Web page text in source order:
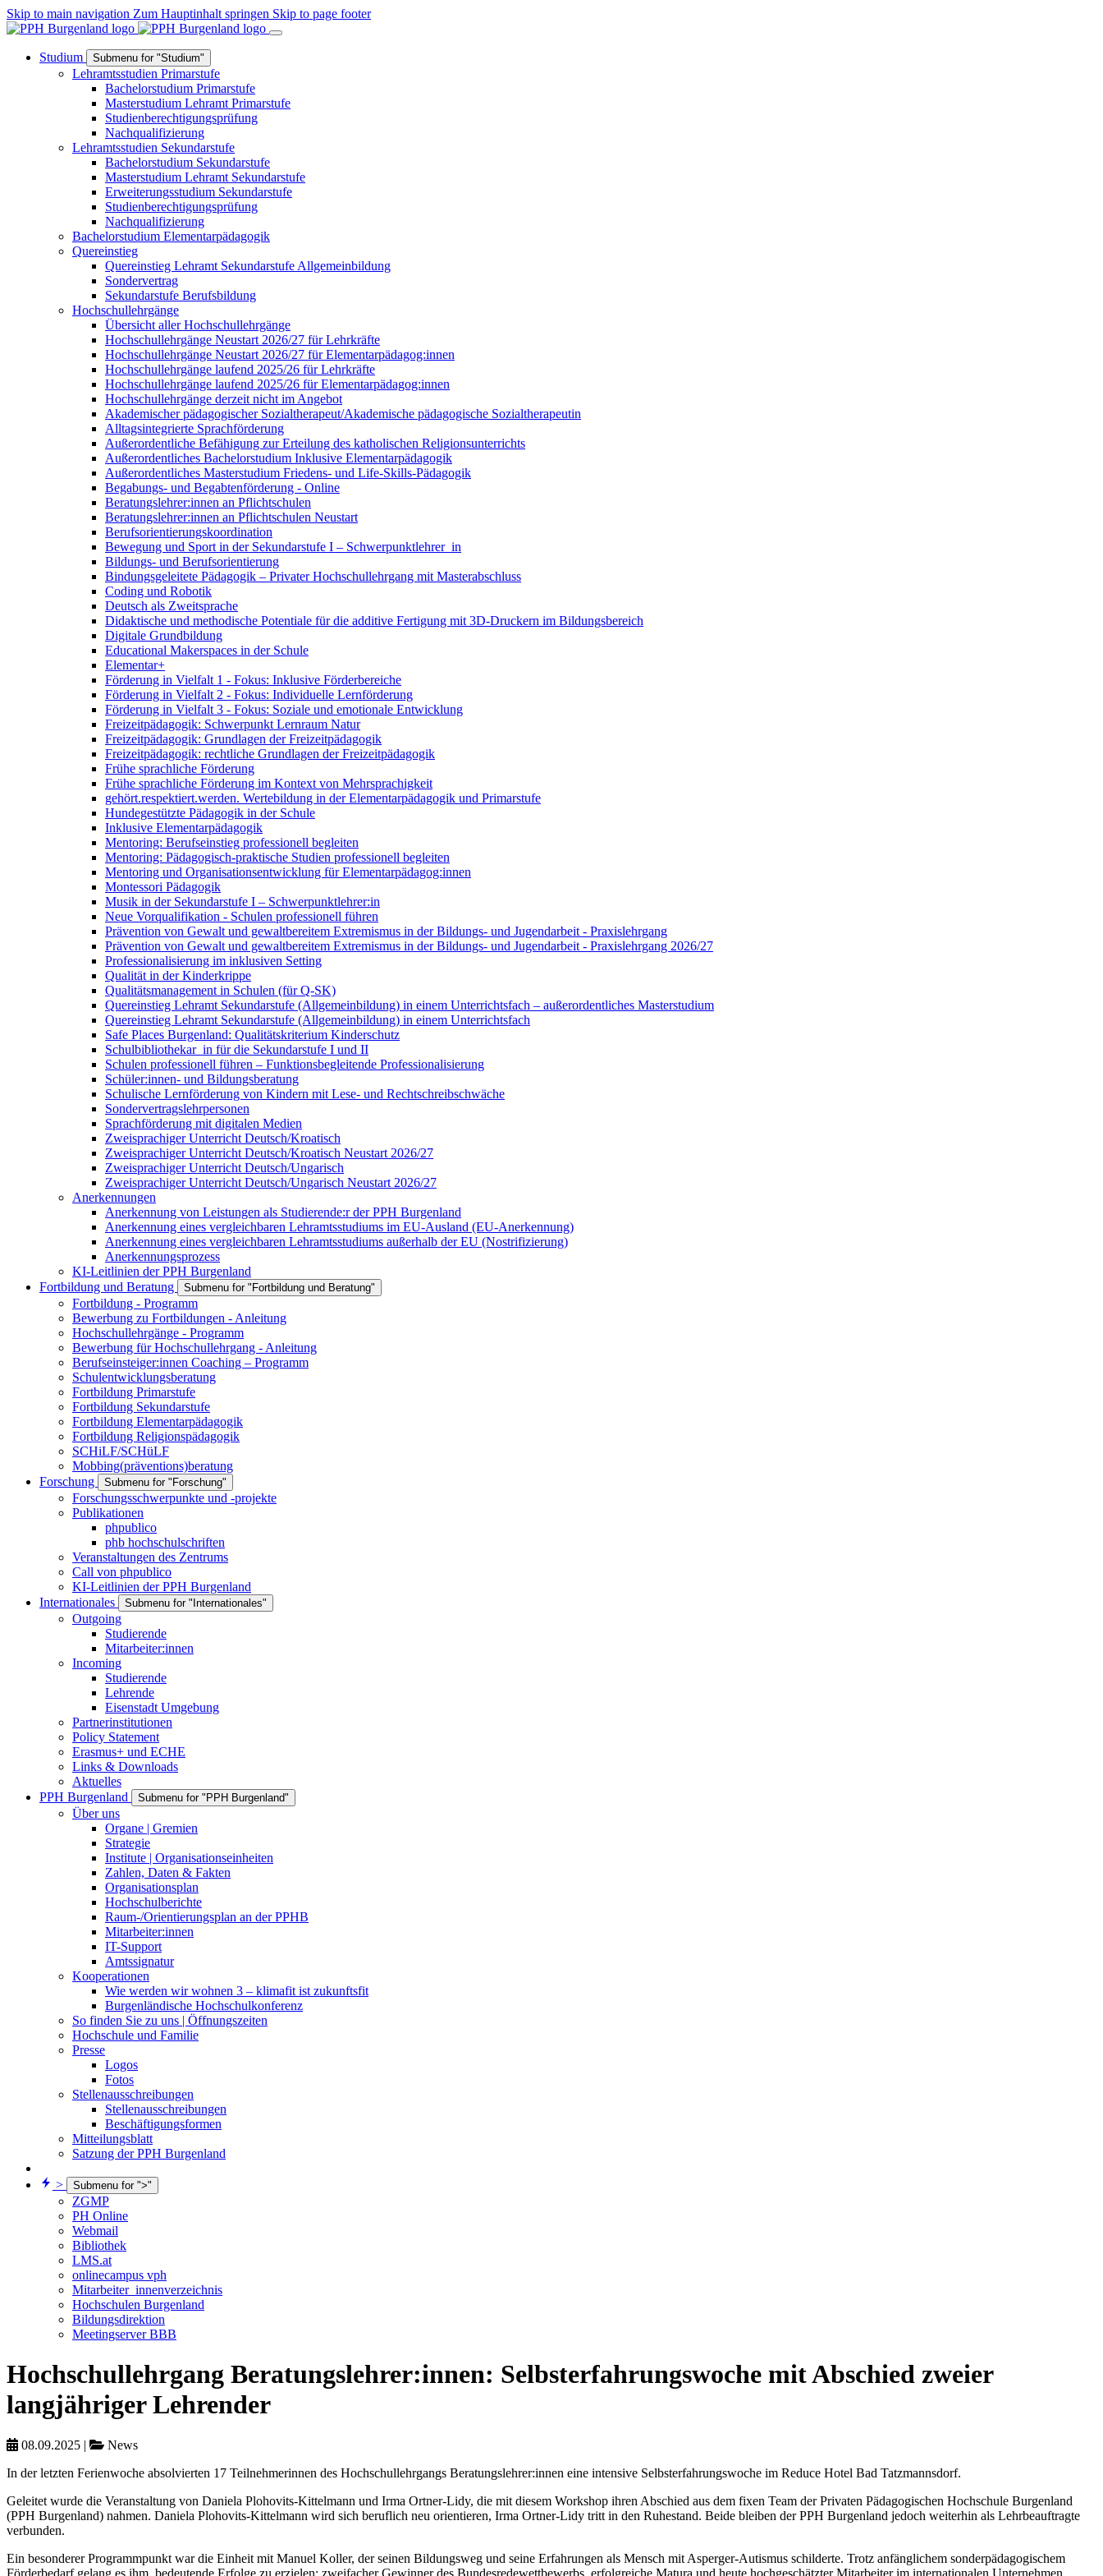
Skip to main navigation Zum Hauptinhalt springen Skip to page footer
Studium Submenu for "Studium"
Lehramtsstudien Primarstufe
Bachelorstudium Primarstufe
Masterstudium Lehramt Primarstufe
Studienberechtigungsprüfung
Nachqualifizierung
Lehramtsstudien Sekundarstufe
Bachelorstudium Sekundarstufe
Masterstudium Lehramt Sekundarstufe
Erweiterungsstudium Sekundarstufe
Studienberechtigungsprüfung
Nachqualifizierung
Bachelorstudium Elementarpädagogik
Quereinstieg
Quereinstieg Lehramt Sekundarstufe Allgemeinbildung
Sondervertrag
Sekundarstufe Berufsbildung
Hochschullehrgänge
Übersicht aller Hochschullehrgänge
Hochschullehrgänge Neustart 2026/27 für Lehrkräfte
Hochschullehrgänge Neustart 2026/27 für Elementarpädagog:innen
Hochschullehrgänge laufend 2025/26 für Lehrkräfte
Hochschullehrgänge laufend 2025/26 für Elementarpädagog:innen
Hochschullehrgänge derzeit nicht im Angebot
Akademischer pädagogischer Sozialtherapeut/Akademische pädagogische Sozialtherapeutin
Alltagsintegrierte Sprachförderung
Außerordentliche Befähigung zur Erteilung des katholischen Religionsunterrichts
Außerordentliches Bachelorstudium Inklusive Elementarpädagogik
Außerordentliches Masterstudium Friedens- und Life-Skills-Pädagogik
Begabungs- und Begabtenförderung - Online
Beratungslehrer:innen an Pflichtschulen
Beratungslehrer:innen an Pflichtschulen Neustart
Berufsorientierungskoordination
Bewegung und Sport in der Sekundarstufe I – Schwerpunktlehrer_in
Bildungs- und Berufsorientierung
Bindungsgeleitete Pädagogik – Privater Hochschullehrgang mit Masterabschluss
Coding und Robotik
Deutsch als Zweitsprache
Didaktische und methodische Potentiale für die additive Fertigung mit 3D-Druckern im Bildungsbereich
Digitale Grundbildung
Educational Makerspaces in der Schule
Elementar+
Förderung in Vielfalt 1 - Fokus: Inklusive Förderbereiche
Förderung in Vielfalt 2 - Fokus: Individuelle Lernförderung
Förderung in Vielfalt 3 - Fokus: Soziale und emotionale Entwicklung
Freizeitpädagogik: Schwerpunkt Lernraum Natur
Freizeitpädagogik: Grundlagen der Freizeitpädagogik
Freizeitpädagogik: rechtliche Grundlagen der Freizeitpädagogik
Frühe sprachliche Förderung
Frühe sprachliche Förderung im Kontext von Mehrsprachigkeit
gehört.respektiert.werden. Wertebildung in der Elementarpädagogik und Primarstufe
Hundegestützte Pädagogik in der Schule
Inklusive Elementarpädagogik
Mentoring: Berufseinstieg professionell begleiten
Mentoring: Pädagogisch-praktische Studien professionell begleiten
Mentoring und Organisationsentwicklung für Elementarpädagog:innen
Montessori Pädagogik
Musik in der Sekundarstufe I – Schwerpunktlehrer:in
Neue Vorqualifikation - Schulen professionell führen
Prävention von Gewalt und gewaltbereitem Extremismus in der Bildungs- und Jugendarbeit - Praxislehrgang
Prävention von Gewalt und gewaltbereitem Extremismus in der Bildungs- und Jugendarbeit - Praxislehrgang 2026/27
Professionalisierung im inklusiven Setting
Qualität in der Kinderkrippe
Qualitätsmanagement in Schulen (für Q-SK)
Quereinstieg Lehramt Sekundarstufe (Allgemeinbildung) in einem Unterrichtsfach – außerordentliches Masterstudium
Quereinstieg Lehramt Sekundarstufe (Allgemeinbildung) in einem Unterrichtsfach
Safe Places Burgenland: Qualitätskriterium Kinderschutz
Schulbibliothekar_in für die Sekundarstufe I und II
Schulen professionell führen – Funktionsbegleitende Professionalisierung
Schüler:innen- und Bildungsberatung
Schulische Lernförderung von Kindern mit Lese- und Rechtschreibschwäche
Sondervertragslehrpersonen
Sprachförderung mit digitalen Medien
Zweisprachiger Unterricht Deutsch/Kroatisch
Zweisprachiger Unterricht Deutsch/Kroatisch Neustart 2026/27
Zweisprachiger Unterricht Deutsch/Ungarisch
Zweisprachiger Unterricht Deutsch/Ungarisch Neustart 2026/27
Anerkennungen
Anerkennung von Leistungen als Studierende:r der PPH Burgenland
Anerkennung eines vergleichbaren Lehramtsstudiums im EU-Ausland (EU-Anerkennung)
Anerkennung eines vergleichbaren Lehramtsstudiums außerhalb der EU (Nostrifizierung)
Anerkennungsprozess
KI-Leitlinien der PPH Burgenland
Fortbildung und Beratung
Submenu for "Fortbildung und Beratung"
Fortbildung - Programm
Bewerbung zu Fortbildungen - Anleitung
Hochschullehrgänge - Programm
Bewerbung für Hochschullehrgang - Anleitung
Berufseinsteiger:innen Coaching – Programm
Schulentwicklungsberatung
Fortbildung Primarstufe
Fortbildung Sekundarstufe
Fortbildung Elementarpädagogik
Fortbildung Religionspädagogik
SCHiLF/SCHüLF
Mobbing(präventions)beratung
Forschung
Submenu for "Forschung"
Forschungsschwerpunkte und -projekte
Publikationen
phpublico
phb hochschulschriften
Veranstaltungen des Zentrums
Call von phpublico
KI-Leitlinien der PPH Burgenland
Internationales
Submenu for "Internationales"
Outgoing
Studierende
Mitarbeiter:innen
Incoming
Studierende
Lehrende
Eisenstadt Umgebung
Partnerinstitutionen
Policy Statement
Erasmus+ und ECHE
Links & Downloads
Aktuelles
PPH Burgenland
Submenu for "PPH Burgenland"
Über uns
Organe | Gremien
Strategie
Institute | Organisationseinheiten
Zahlen, Daten & Fakten
Organisationsplan
Hochschulberichte
Raum-/Orientierungsplan an der PPHB
Mitarbeiter:innen
IT-Support
Amtssignatur
Kooperationen
Wie werden wir wohnen 3 – klimafit ist zukunftsfit
Burgenländische Hochschulkonferenz
So finden Sie zu uns | Öffnungszeiten
Hochschule und Familie
Presse
Logos
Fotos
Stellenausschreibungen
Stellenausschreibungen
Beschäftigungsformen
Mitteilungsblatt
Satzung der PPH Burgenland
> Submenu for ">"
ZGMP
PH Online
Webmail
Bibliothek
LMS.at
onlinecampus vph
Mitarbeiter_innenverzeichnis
Hochschulen Burgenland
Bildungsdirektion
Meetingserver BBB
Hochschullehrgang Beratungslehrer:innen: Selbsterfahrungswoche mit Abschied zweier
langjähriger Lehrender
08.09.2025 |
News
In der letzten Ferienwoche absolvierten 17 Teilnehmerinnen des Hochschullehrgangs Beratungslehrer:innen eine intensive Selbsterfahrungswoche im Reduce Hotel Bad Tatzmannsdorf.
Geleitet wurde die Veranstaltung von Daniela Plohovits-Kittelmann und Irma Ortner-Lidy, die mit diesem Workshop ihren Abschied aus dem fixen Team der Privaten Pädagogischen Hochschule Burgenland
(PPH Burgenland) nahmen. Daniela Plohovits-Kittelmann wird sich beruflich neu orientieren, Irma Ortner-Lidy tritt in den Ruhestand. Beide bleiben der PPH Burgenland jedoch weiterhin als Lehrbeauftragte
verbunden.
Ein besonderer Programmpunkt war die Einheit mit Manuel Koller, der seinen Bildungsweg und seine Erfahrungen als Mensch mit Asperger-Autismus schilderte. Trotz anfänglichem sonderpädagogischem
Förderbedarf gelang es ihm, bedeutende Erfolge zu erzielen: zweifacher Gewinner des Bundesredewettbewerbs, erfolgreiche Matura und heute hochgeschätzter Mitarbeiter im internationalen Unternehmen